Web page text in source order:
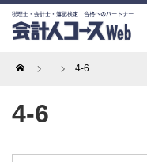
Home 4-6
4-6